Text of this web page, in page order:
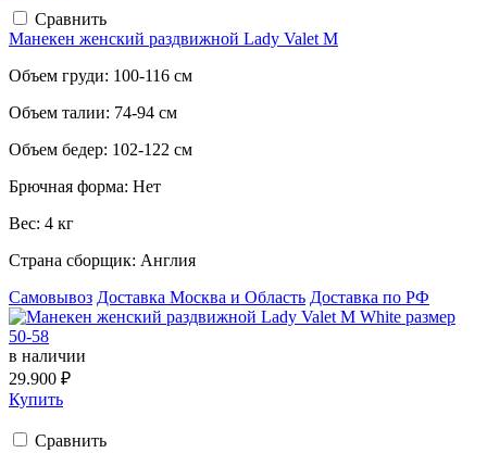
Сравнить
Манекен женский раздвижной Lady Valet M
Объем груди: 100-116 см
Объем талии: 74-94 см
Объем бедер: 102-122 см
Брючная форма: Нет
Вес: 4 кг
Страна сборщик: Англия
Самовывоз Доставка Москва и Область Доставка по РФ
в наличии
29.900 ₽
Купить
Сравнить